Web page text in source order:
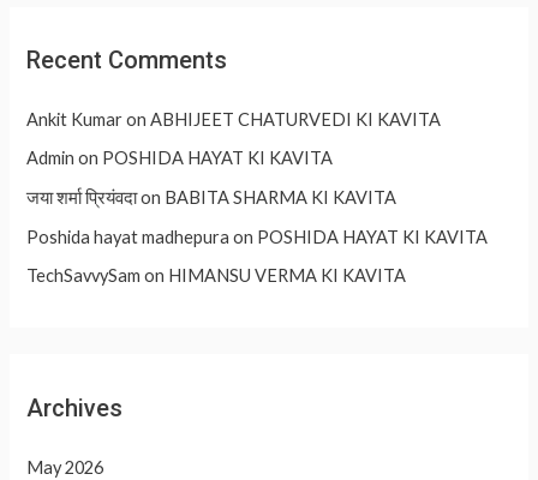
Recent Comments
Ankit KumaronABHIJEET CHATURVEDI KI KAVITA
Admin on POSHIDA HAYAT KI KAVITA
जया शर्मा प्रियंवदाon BABITA SHARMA KI KAVITA
Poshida hayat madhepura on POSHIDA HAYAT KI KAVITA
TechSavvySam on HIMANSU VERMA KI KAVITA
Archives
May 2026